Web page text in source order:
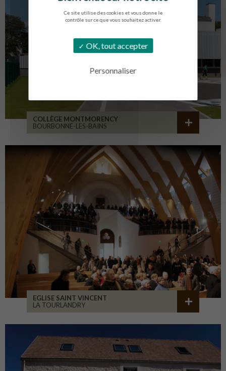
Ce site utilise des cookies et vous donne le
contrôle sur ce que vous souhaitez activer.
OK, tout accepter
Personnaliser
COLLÈGE MONTMORENCY
BOURBONNE-LES-BAINS
EGLISE SAINT VINCENT
LA TOURLANDRY